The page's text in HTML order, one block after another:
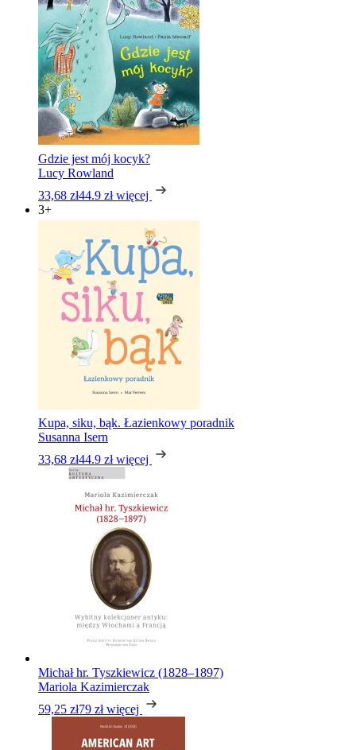
Gdzie jest mój kocyk?
Lucy Rowland
33,68 zł44.9 zł więcej
3+
Kupa, siku, bąk. Łazienkowy poradnik
Susanna Isern
33,68 zł44.9 zł więcej
Michał hr. Tyszkiewicz (1828–1897)
Mariola Kazimierczak
59,25 zł79 zł więcej